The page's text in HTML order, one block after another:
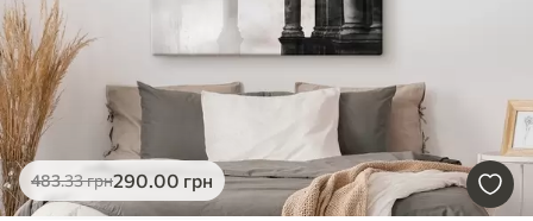
483.33грн290.00 грн